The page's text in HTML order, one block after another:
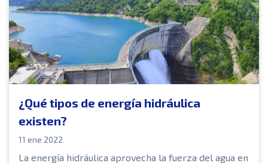
¿Qué tipos de energía hidráulica
existen?
11 ene 2022
La energía hidráulica aprovecha la fuerza del agua en